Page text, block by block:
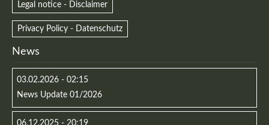
Legal notice - Disclaimer
Privacy Policy - Datenschutz
News
03.02.2026 - 02:15
News Update 01/2026
06.12.2025 - 20:19
Modern & Simple
Lorem ipsum dolor sit amet, consectetuer adipiscing
elit. Aenean commodo ligula eget dolor.